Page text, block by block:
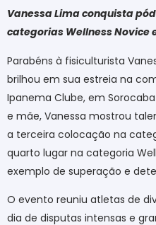
Vanessa Lima conquista
categorias Wellness Novice
Parabéns à fisiculturista
brilhou em sua estreia na
Ipanema Clube, em
e mãe, Vanessa mostrou
a terceira colocação na
quarto lugar na categoria
exemplo de superação e
O evento reuniu atletas de
dia de disputas intensas e